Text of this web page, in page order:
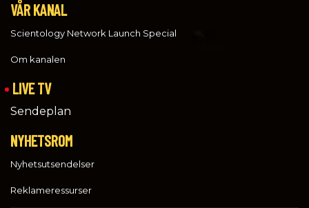
VÅR KANAL
Scientology Network Launch Special
Om kanalen
LIVE TV
Sendeplan
NYHETSROM
Nyhetsutsendelser
Reklameressurser